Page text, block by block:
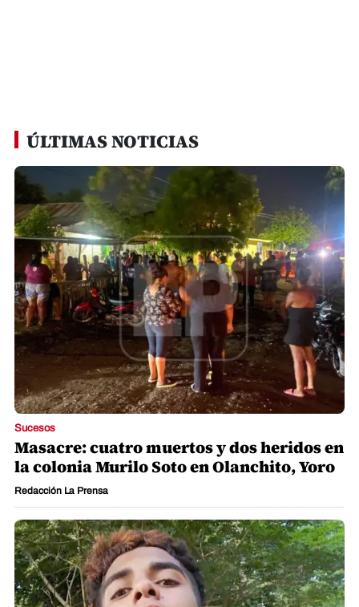
ÚLTIMAS NOTICIAS
Sucesos
Masacre: cuatro muertos y dos heridos en
la colonia Murilo Soto en Olanchito, Yoro
Redacción La Prensa